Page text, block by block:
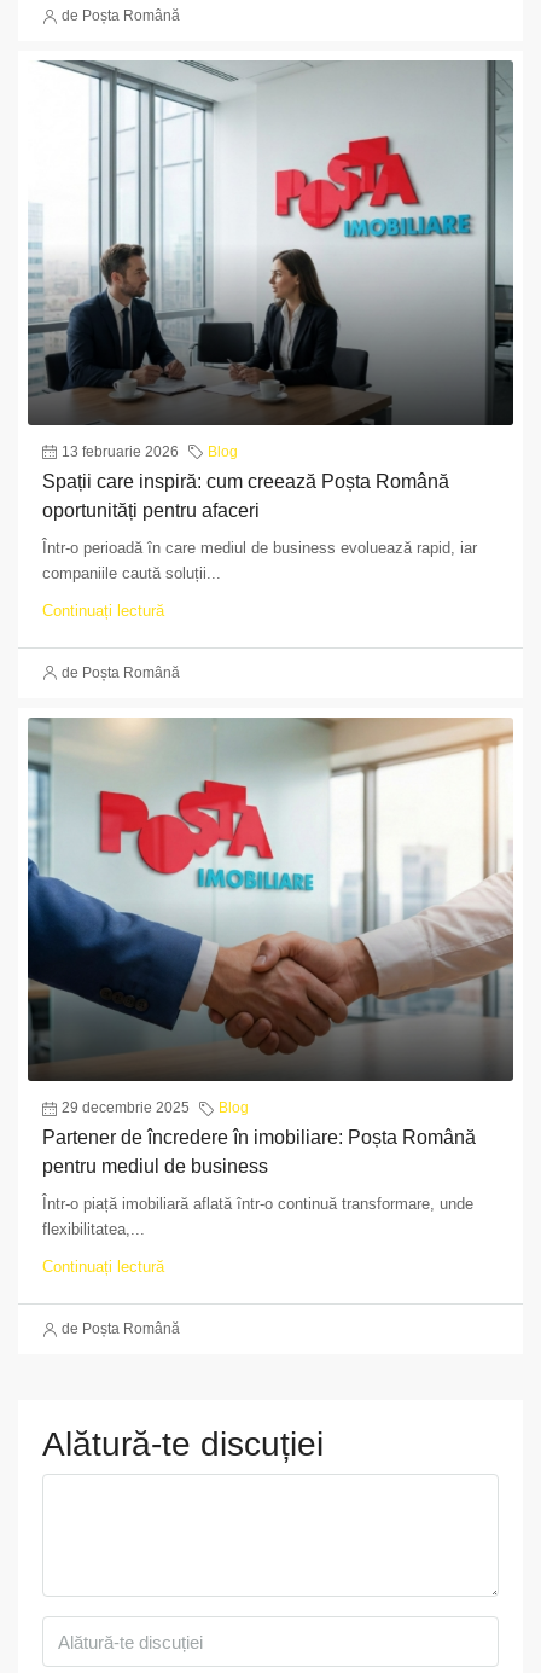
de Poșta Română
13 februarie 2026 Blog
Spații care inspiră: cum creează Poșta Română
oportunități pentru afaceri
Într-o perioadă în care mediul de business evoluează rapid, iar
companiile caută soluții...
Continuați lectură
de Poșta Română
29 decembrie 2025 Blog
Partener de încredere în imobiliare: Poșta Română
pentru mediul de business
Într-o piață imobiliară aflată într-o continuă transformare, unde
flexibilitatea,...
Continuați lectură
de Poșta Română
Alătură-te discuției